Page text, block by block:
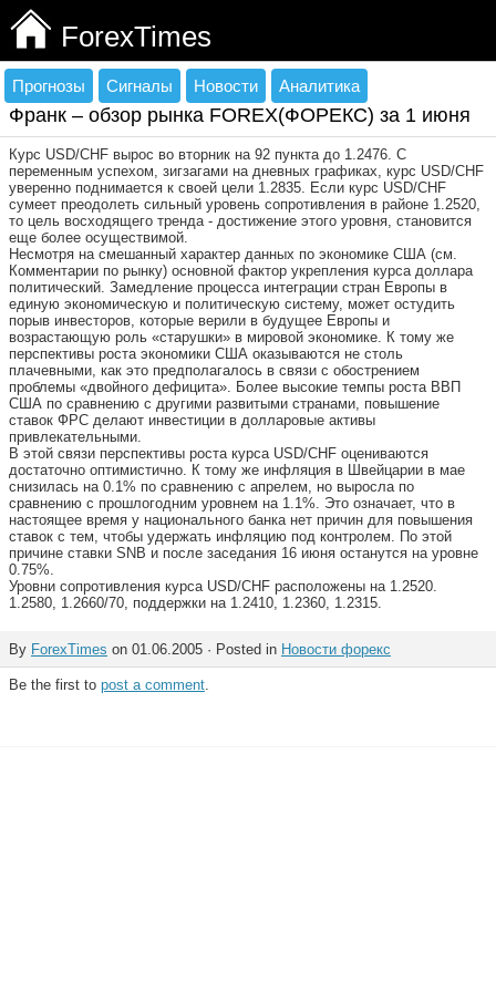
ForexTimes
Прогнозы Сигналы Новости Аналитика
Франк – обзор рынка FOREX(ФОРЕКС) за 1 июня
Курс USD/CHF вырос во вторник на 92 пункта до 1.2476. С
переменным успехом, зигзагами на дневных графиках, курс USD/CHF
уверенно поднимается к своей цели 1.2835. Если курс USD/CHF
сумеет преодолеть сильный уровень сопротивления в районе 1.2520,
то цель восходящего тренда - достижение этого уровня, становится
еще более осуществимой.
Несмотря на смешанный характер данных по экономике США (см.
Комментарии по рынку) основной фактор укрепления курса доллара
политический. Замедление процесса интеграции стран Европы в
единую экономическую и политическую систему, может остудить
порыв инвесторов, которые верили в будущее Европы и
возрастающую роль «старушки» в мировой экономике. К тому же
перспективы роста экономики США оказываются не столь
плачевными, как это предполагалось в связи с обострением
проблемы «двойного дефицита». Более высокие темпы роста ВВП
США по сравнению с другими развитыми странами, повышение
ставок ФРС делают инвестиции в долларовые активы
привлекательными.
В этой связи перспективы роста курса USD/CHF оцениваются
достаточно оптимистично. К тому же инфляция в Швейцарии в мае
снизилась на 0.1% по сравнению с апрелем, но выросла по
сравнению с прошлогодним уровнем на 1.1%. Это означает, что в
настоящее время у национального банка нет причин для повышения
ставок с тем, чтобы удержать инфляцию под контролем. По этой
причине ставки SNB и после заседания 16 июня останутся на уровне
0.75%.
Уровни сопротивления курса USD/CHF расположены на 1.2520.
1.2580, 1.2660/70, поддержки на 1.2410, 1.2360, 1.2315.
By ForexTimes on 01.06.2005 · Posted in Новости форекс
Be the first to post a comment.